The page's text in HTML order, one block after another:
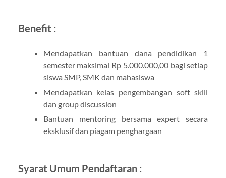
Benefit :
Mendapatkan bantuan dana pendidikan 1
semester maksimal Rp 5.000.000,00 bagi setiap
siswa SMP, SMK dan mahasiswa
Mendapatkan kelas pengembangan soft skill
dan group discussion
Bantuan mentoring bersama expert secara
eksklusif dan piagam penghargaan
Syarat Umum Pendaftaran :